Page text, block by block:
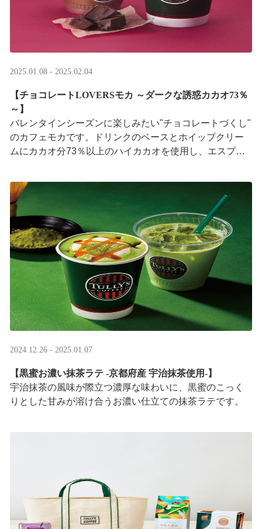
2025.01.08 - 2025.02.04
【チョコレートLOVERSモカ ～ダークな誘惑カカオ73％
～】
バレンタインシーズンに楽しみたい"チョコレートづくし"
のカフェモカです。ドリンクのベースとホイップクリー
ムにカカオ分73％以上のハイカカオを使用し、エスプレ
2024.12.26 - 2025.01.07
【黒蜜お濃い抹茶ラテ -京都府産 宇治抹茶使用-】
宇治抹茶の風味が際立つ濃厚な味わいに、黒蜜のこっく
りとした甘みが溶け合うお濃い仕立ての抹茶ラテです。